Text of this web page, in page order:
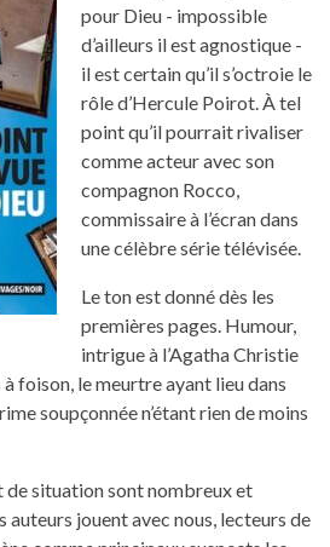
pour Dieu - impossible
d’ailleurs il est agnostique -
il est certain qu’il s’octroie le
rôle d’Hercule Poirot. À tel
point qu’il pourrait rivaliser
comme acteur avec son
compagnon Rocco,
commissaire à l’écran dans
une célèbre série télévisée.
Le ton est donné dès les
premières pages. Humour,
intrigue à l’Agatha Christie
foison, le meurtre ayant lieu dans
soupçonnée n’étant rien de moins
de situation sont nombreux et
auteurs jouent avec nous, lecteurs de